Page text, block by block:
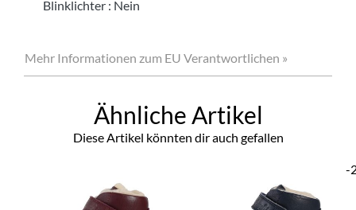
Blinklichter : Nein
Mehr Informationen zum EU Verantwortlichen »
Ähnliche Artikel
Diese Artikel könnten dir auch gefallen
-